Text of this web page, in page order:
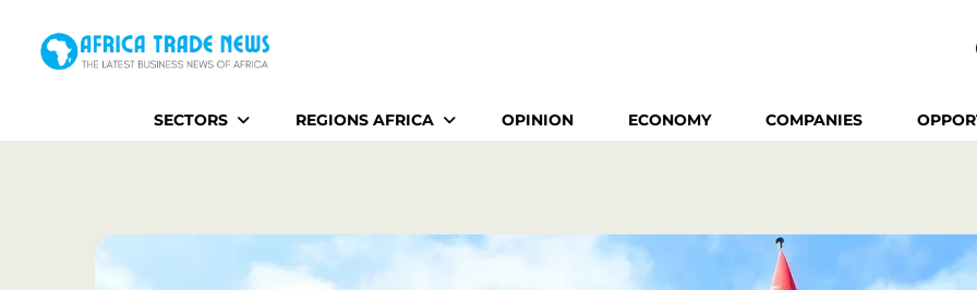
SECTORS REGIONS AFRICA OPINION ECONOMY COMPANIES